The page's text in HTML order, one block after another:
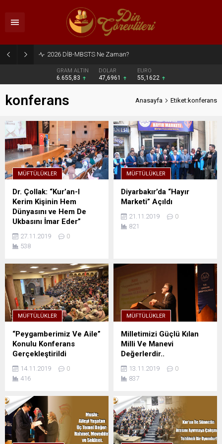
2026 DİB-MBSTS Ne Zaman?
GRAM ALTIN
6.655,83
DOLAR
47,6961
EURO
55,1622
konferans Anasayfa Etiket:konferans
MÜFTÜLÜKLER
Dr. Çollak: “Kur’an-I
Kerim Kişinin Hem
Dünyasını ve Hem De
Ukbasını İmar Eder”
27.11.2019
0
538
MÜFTÜLÜKLER
Diyarbakır’da “Hayır
Marketi” Açıldı
21.11.2019
0
821
MÜFTÜLÜKLER
“Peygamberimiz Ve Aile”
Konulu Konferans
Gerçekleştirildi
14.11.2019
0
416
MÜFTÜLÜKLER
Milletimizi Güçlü Kılan
Milli Ve Manevi
Değerlerdir..
13.11.2019
0
837